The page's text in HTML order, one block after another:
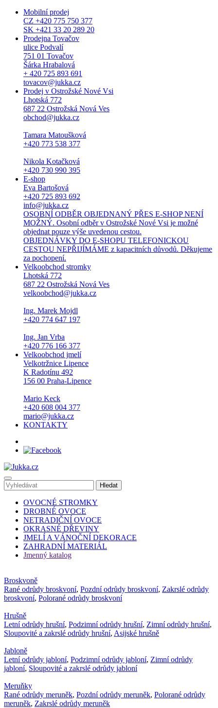
Mobilní prodej
CZ +420 775 750 377
SK +421 33 20 289 20
Prodejna Tovačov
ulice Podvalí
751 01 Tovačov
Šárka Hrabalová
+ 420 725 893 691
tovacov@jukka.cz
Prodej v Ostrožské Nové Vsi
Lhotská 772
687 22 Ostrožská Nová Ves
obchod@jukka.cz
Tamara Matoušková
+420 773 538 377
Nikola Kotačková
+420 730 990 395
E-shop
Eva Bartošová
+420 725 893 692
info@jukka.cz
OSOBNÍ ODBĚR OBJEDNANÝ PŘES E-SHOP NENÍ
MOŽNÝ. Osobní odběr v Ostrožské Nové Vsi je možné
objednat pouze výše uvedenou cestou.
OBJEDNÁVKY DO E-SHOPU TELEFONICKOU
CESTOU NEPŘIJÍMÁME z kapacitních důvodů. Děkujeme
za pochopení.
Velkoobchod stromky
Lhotská 772
687 22 Ostrožská Nová Ves
velkoobchod@jukka.cz
Ing. Marek Mojdl
+420 774 647 197
Ing. Jan Vrba
+420 776 166 377
Velkoobchod jmelí
Velkotržnice Lipence
K Radotínu 492
156 00 Praha-Lipence
Mario Keck
+420 608 004 377
mario@jukka.cz
KONTAKTY
OVOCNÉ STROMKY
DROBNÉ OVOCE
NETRADIČNÍ OVOCE
OKRASNÉ DŘEVINY
JMELÍ A VÁNOČNÍ DEKORACE
ZAHRADNÍ MATERIÁL
Jmenný katalog
Broskvoně
Rané odrůdy broskvoní, Pozdní odrůdy broskvoní, Zakrslé odrůdy
broskvoní, Polorané odrůdy broskvoní
Hrušně
Letní odrůdy hrušní, Podzimní odrůdy hrušní, Zimní odrůdy hrušní,
Sloupovité a zakrslé odrůdy hrušní, Asijské hrušně
Jabloně
Letní odrůdy jabloní, Podzimní odrůdy jabloní, Zimní odrůdy
jabloní, Sloupovité a zakrslé odrůdy jabloní
Meruňky
Rané odrůdy meruněk, Pozdní odrůdy meruněk, Polorané odrůdy
meruněk, Zakrslé odrůdy meruněk